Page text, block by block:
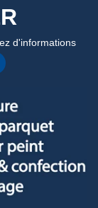
d'informations